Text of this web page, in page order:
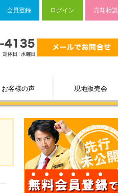
会員登録 ログイン 売却相談
お客様の声 現地販売会